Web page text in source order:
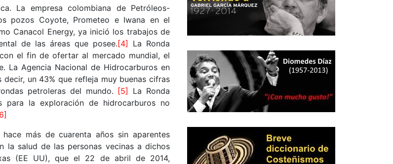
La empresa colombiana de Petróleos-
pozos Coyote, Prometeo e Iwana en el
Canacol Energy, ya inició los trabajos de
de las áreas que posee.[4] La Ronda
el fin de ofertar al mercado mundial, el
La Agencia Nacional de Hidrocarburos en
un 43% que refleja muy buenas cifras
petroleras del mundo. [5] La Ronda
la exploración de hidrocarburos no
más de cuarenta años sin aparentes
la salud de las personas vecinas a dichos
(EE UU), que el 22 de abril de 2014,